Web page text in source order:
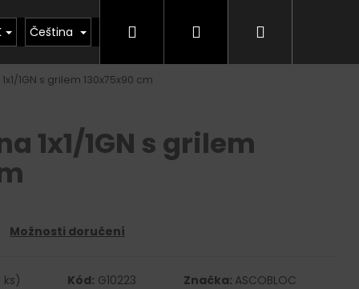
Půjčovna Vrácení zboží, odstoupení od
Čeština Hledat Přihlášení
1GN s grilem 130x75x90 cm
1x1/1GN s grilem
Možnosti doručení
ks) Kód: G10223 Značka: ASCOBLOC